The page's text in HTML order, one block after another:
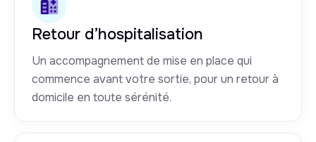
Retour d’hospitalisation
Un accompagnement de mise en place qui
commence avant votre sortie, pour un retour à
domicile en toute sérénité.